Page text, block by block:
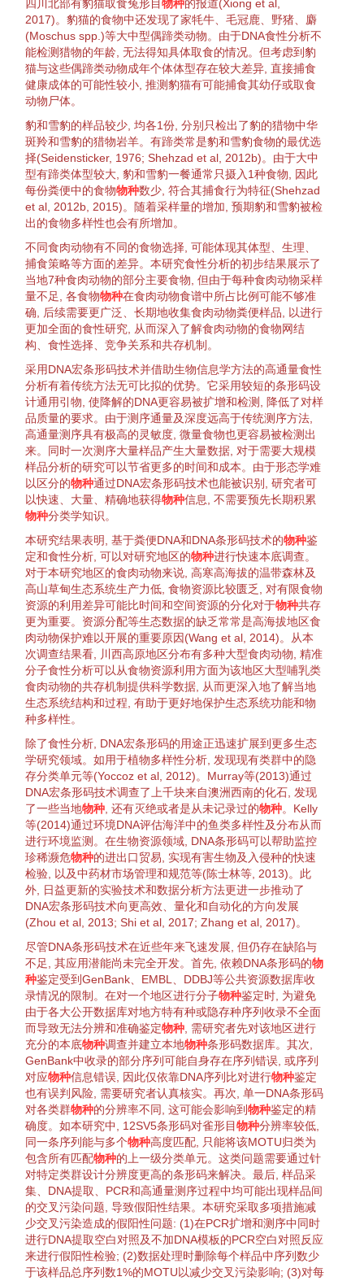
四川北部有豹猫取食兔形目物种的报道(Xiong et al,
2017)。 豹猫的食物中还发现了家牦牛、 毛冠鹿 野猪 、麝
(Moschus spp.)等大中型偶蹄类动物。由于DNA食性分析不
能检测猎物的年龄, 无法得知具体取食的情况。但考虑到豹
猫与这些偶蹄类动物成年个体体型存在较大差异, 直接捕食
健康成体的可能性较小, 推测豹猫有可能捕食其幼仔或取食
动物尸体。
豹和雪豹的样品较少, 均各1份, 分别只检出了豹的猎物中华
斑羚和雪豹的猎物岩羊。 有蹄类常是豹和雪豹食物的最优选
择(Seidensticker, 1976; Shehzad et al, 2012b)。由于大中
型有蹄类体型较大, 豹和雪豹一餐通常只摄入1种食物, 因此
每份粪便中的食物物种数少, 符合其捕食行为特征(Shehzad
et al, 2012b 2015)。随着采样量的增加, 预期豹和雪豹被检
出的食物多样性也会有所增加。
不同食肉动物有不同的食物选择 , 可能体现其体型、生理、
捕食策略等方面的差异。本研究食性分析的初步结果展示了
当地7种食肉动物的部分主要食物, 但由于每种食肉动物采样
量不足, 各食物物种在食肉动物食谱中所占比例可能不够准
确, 后续需要更广泛、长期地收集食肉动物粪便样品, 以进行
更加全面的食性研究, 从而深入了解食肉动物的食物网结
构、 食性选择 竞争关系和共存机制。
采用DNA宏条形码技术并借助生物信息学方法的高通量食性
分析有着传统方法无可比拟的优势。它采用较短的条形码设
计通用引物 , 使降解的DNA更容易被扩增和检测, 降低了对样
品质量的要求。由于测序通量及深度远高于传统测序方法,
高通量测序具有极高的灵敏度 , 微量食物也更容易被检测出
来。同时一次测序大量样品产生大量数据, 对于需要大规模
样品分析的研究可以节省更多的时间和成本。由于形态学难
以区分的物种通过DNA宏条形码技术也能被识别, 研究者可
以快速、大量、精确地获得物种信息, 不需要预先长期积累
物种分类学知识。
本研究结果表明, 基于粪便DNA和DNA条形码技术的物种鉴
定和食性分析, 可以对研究地区的物种进行快速本底调查。
对于本研究地区的食肉动物来说, 高寒高海拔的温带森林及
高山草甸生态系统生产力低, 食物资源比较匮乏, 对有限食物
资源的利用差异可能比时间和空间资源的分化对于物种共存
更为重要。 资源分配等生态数据的缺乏常常是高海拔地区食
肉动物保护难以开展的重要原因(Wang et al, 2014)。从本
次调查结果看, 川西高原地区分布有多种大型食肉动物 , 精准
分子食性分析可以从食物资源利用方面为该地区大型哺乳类
食肉动物的共存机制提供科学数据, 从而更深入地了解当地
生态系统结构和过程, 有助于更好地保护生态系统功能和物
种多样性。
除了食性分析, DNA宏条形码的用途正迅速扩展到更多生态
学研究领域。如用于植物多样性分析, 发现现有类群中的隐
存分类单元等(Yoccoz et al, 2012)。 Murray等(2013)通过
DNA宏条形码技术调查了上千块来自澳洲西南的化石, 发现
了一些当地物种 , 还有灭绝或者是从未记录过的物种。 Kelly
等(2014)通过环境DNA评估海洋中的鱼类多样性及分布从而
进行环境监测。在生物资源领域 , DNA条形码可以帮助监控
珍稀濒危物种的进出口贸易, 实现有害生物及 入侵种的快速
检验 , 以及中药材市场管理和规范等(陈士林等, 2013)。此
外, 日益更新的实验技术和数据分析方法更进一步推动了
DNA宏条形码技术向更高效、量化和自动化的方向发展
(Zhou et al, 2013; Shi et al, 2017; Zhang et al, 2017)。
尽管DNA条形码技术在近些年来飞速发展, 但仍存在缺陷与
不足, 其应用潜能尚未完全开发。首先, 依赖DNA条形码的物
种鉴定受到GenBank 、EMBL、DDBJ等公共资源数据库收
录情况的限制。在对一个地区进行分子物种鉴定时, 为避免
由于各大公开数据库对地方特有种或隐存种序列收录不全面
而导致无法分辨和准确鉴定物种 , 需研究者先对该地区进行
充分的本底物种调查并建立本地物种条形码数据库。其次,
GenBank中收录的部分序列可能自身存在序列错误, 或序列
对应物种信息错误, 因此仅依靠DNA序列 比对进行物种鉴定
也有误判风险, 需要研究者认真核实。再次, 单一DNA条形码
对各类群物种的分辨率不同, 这可能会影响到物种鉴定的精
确度。如本研究中, 12SV5条形码对雀形目物种分辨率较低,
同一条序列能与多个物种高度匹配, 只能将该MOTU归类为
包含所有匹配物种的上一级分类单元。这类问题需要通过针
对特定类群设计分辨度更高的条形码来解决。最后, 样品采
集、DNA提取 、PCR和高通量测序过程中均可能出现样品间
的交叉污染问题, 导致假阳性结果。本研究采取多项措施减
少交叉污染造成的假阳性问题: (1)在PCR扩增和测序中同时
进行DNA提取空白对照及不加DNA模板的PCR空白对照反应
来进行假阳性检验; (2)数据处理时删除每个样品中序列数少
于该样品总序列数1%的MOTU以减少交叉污染影响; (3)对每